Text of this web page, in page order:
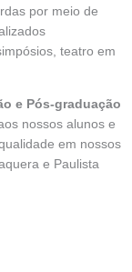
por meio de
teatro em
e Pós-graduação
nossos alunos e
em nossos
e Paulista